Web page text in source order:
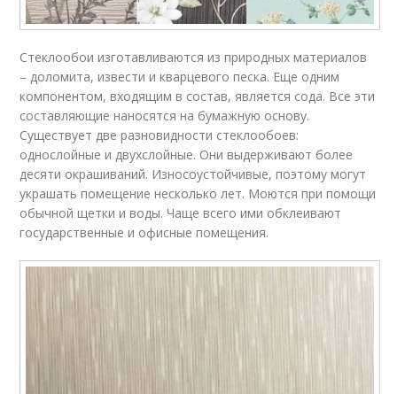
Стеклообои изготавливаются из природных материалов
– доломита, извести и кварцевого песка. Еще одним
компонентом, входящим в состав, является сода. Все эти
составляющие наносятся на бумажную основу.
Существует две разновидности стеклообоев:
однослойные и двухслойные. Они выдерживают более
десяти окрашиваний. Износоустойчивые, поэтому могут
украшать помещение несколько лет. Моются при помощи
обычной щетки и воды. Чаще всего ими обклеивают
государственные и офисные помещения.